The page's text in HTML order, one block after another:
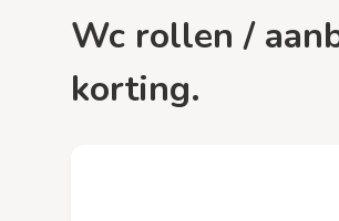
wc rollen / aanbiedingen - Plaats je bod op wc rollen veilingen en profiteer van
korting.